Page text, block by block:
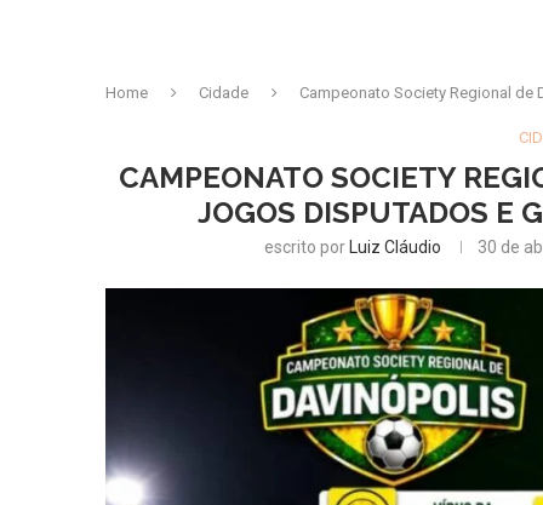
Home Cidade Campeonato Society Regional
CAMPEONATO SOCIETY
JOGOS DISPUTADOS E
escrito por Luiz Cláudio 30 de